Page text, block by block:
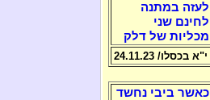
לעזה במתנה
לחינם שני
מכליות של דלק
י"א בכסלו/ 24.11.23
כאשר ביבי נחשד